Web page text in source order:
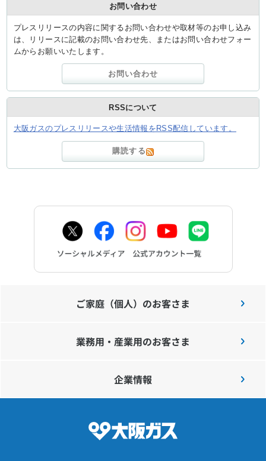
お問い合わせ
プレスリリースの内容に関するお問い合わせや取材等のお申し込み
は、リリースに記載のお問い合わせ先、またはお問い合わせフォー
ムからお願いいたします。
お問い合わせ
RSSについて
大阪ガスのプレスリリースや生活情報をRSS配信しています。
購読する
ご家庭（個人）のお客さま
業務用・産業用のお客さま
企業情報